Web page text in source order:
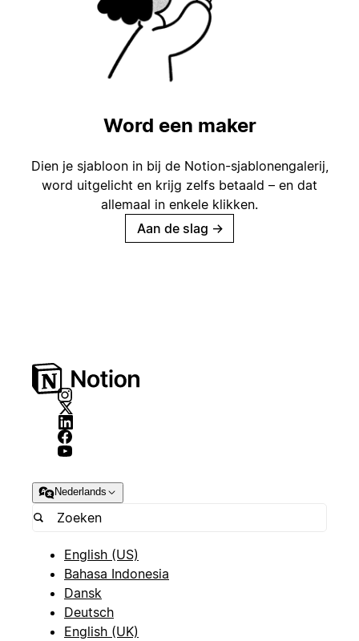
Word een maker
Dien je sjabloon in bij de Notion-sjablonengalerij,
word uitgelicht en krijg zelfs betaald – en dat
allemaal in enkele klikken.
Aan de slag →
Nederlands
English (US)
Bahasa Indonesia
Dansk
Deutsch
English (UK)